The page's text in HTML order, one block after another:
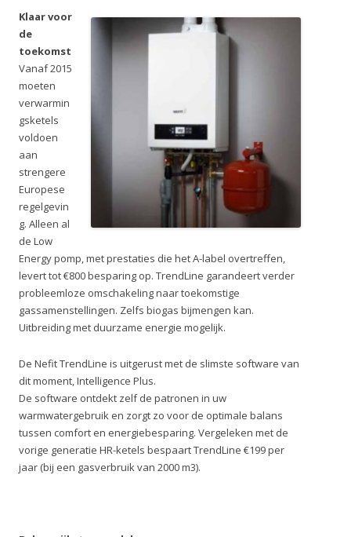
Klaar voor
de
toekomst
Vanaf 2015
moeten
verwarmin
gsketels
voldoen
aan
strengere
Europese
regelgevin
g. Alleen al
de Low
Energy pomp, met prestaties die het A-label overtreffen,
levert tot €800 besparing op. TrendLine garandeert verder
probleemloze omschakeling naar toekomstige
gassamenstellingen. Zelfs biogas bijmengen kan.
Uitbreiding met duurzame energie mogelijk.
De Nefit TrendLine is uitgerust met de slimste software van
dit moment, Intelligence Plus.
De software ontdekt zelf de patronen in uw
warmwatergebruik en zorgt zo voor de optimale balans
tussen comfort en energiebesparing. Vergeleken met de
vorige generatie HR-ketels bespaart TrendLine €199 per
jaar (bij een gasverbruik van 2000 m3).